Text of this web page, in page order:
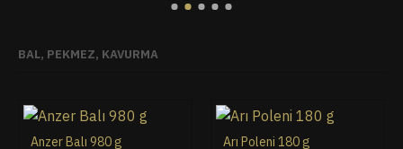
BAL, PEKMEZ, KAVURMA
Anzer Balı 980 g Arı Poleni 180 g